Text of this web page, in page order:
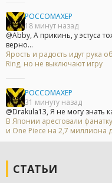
POCCOMAXEP
18 минут назад
@Abby, А прикинь, у эстуса
верно...
Ярость и радость идут рука
Ring, но не выключают игру
POCCOMAXEP
31 минуту назад
@Drakula13, Я не могу знать
В Японии арестовали
и One Piece на 2,7 миллиона
СТАТЬИ